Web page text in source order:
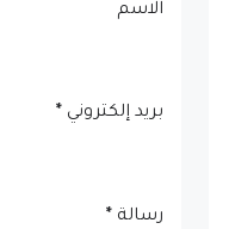
الاسم
بريد إلكتروني *
رسالة *